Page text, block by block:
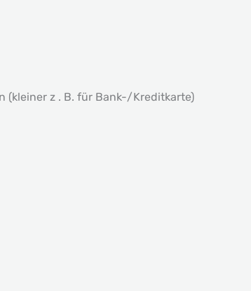
(kleiner z . B. für Bank-/Kreditkarte)